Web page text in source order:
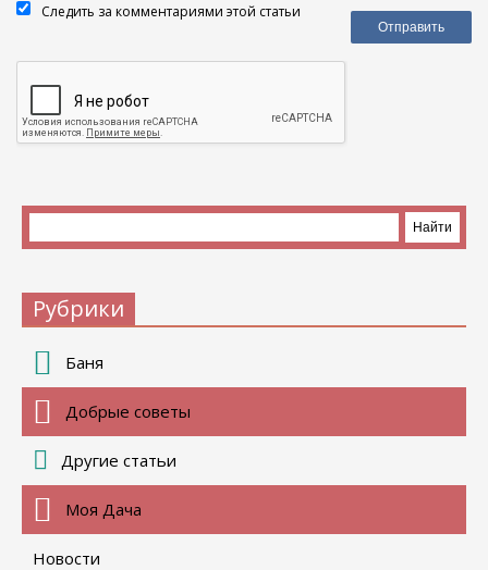
Следить за комментариями этой статьи
Рубрики
Баня
Добрые советы
Другие статьи
Моя Дача
Новости